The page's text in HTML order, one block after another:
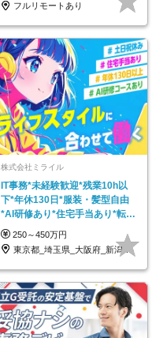
フルリモートあり
株式会社ミライル
IT事務*未経験歓迎*残業10h以
下*年休130日*服装・髪型自由
*AI研修あり*住宅手当あり*転勤
なし
250～450万円
東京都_埼玉県_大阪府_新潟県_福岡県